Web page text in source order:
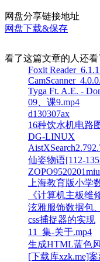
网盘分享链接地址
网盘下载&保存
看了这篇文章的人还看
Foxit
Tyga Ft. A.E. -
09、课9.mp4
d130307ax
16种饮水机电路
DG-LINUX
仙姿物语[112-
上海教育版小学
《计算机主板维
泫雅服饰数据包
css捕捉器的实现
11_集-关于.mp4
生成HTML蓝色
[下载库xzk.me]